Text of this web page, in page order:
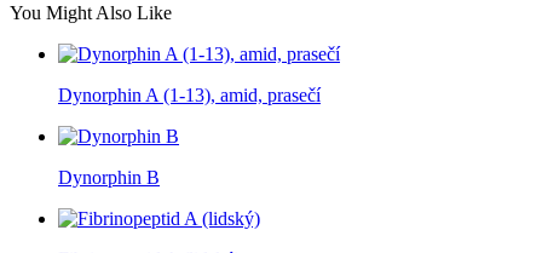
You Might Also Like
Dynorphin A (1-13), amid, prasečí
Dynorphin B